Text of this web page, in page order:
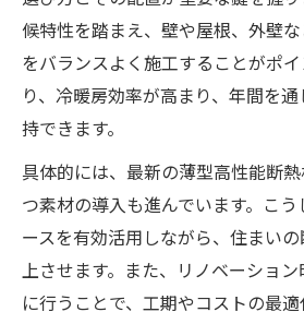
候特性を踏まえ、壁や屋根、外壁
をバランスよく施工することがポ
り、冷暖房効率が高まり、年間を
持できます。
具体的には、最新の薄型高性能断
つ素材の導入も進んでいます。こ
ースを有効活用しながら、住まい
上させます。また、リノベーショ
に行うことで、工期やコストの最適